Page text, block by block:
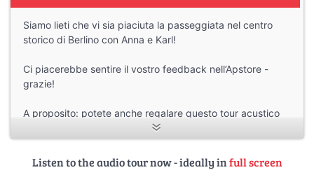
Siamo lieti che vi sia piaciuta la passeggiata nel centro
storico di Berlino con Anna e Karl!
Ci piacerebbe sentire il vostro feedback nell’Apstore -
grazie!
A proposito: potete anche regalare questo tour acustico
Come buono per scaricare l’audioguida nell’app
per smartphone
Listen to the audio tour now - ideally infull screen